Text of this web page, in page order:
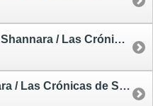
Las Piedras Élficas de Shannara / Las Crónicas de Shannara 2
La Canción de Shannara / Las Crónicas de Shannara 3